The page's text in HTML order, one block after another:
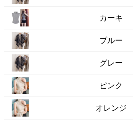
カーキ
ブルー
グレー
ピンク
オレンジ